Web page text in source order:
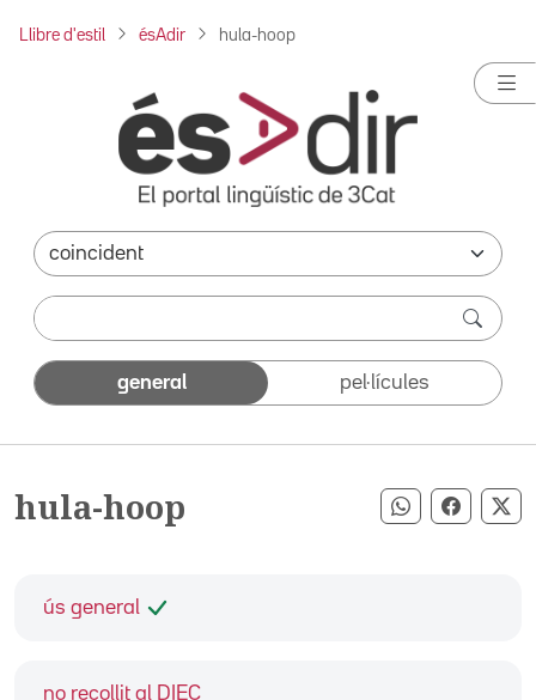
Llibre d'estil ésAdir hula-hoop
general pel·lícules
hula-hoop Compartir
ús general
no recollit al DIEC